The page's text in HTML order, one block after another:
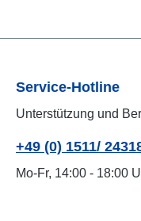
Service-Hotline
Unterstützung und
+49 (0) 1511/
Mo-Fr, 14:00 - 18:00